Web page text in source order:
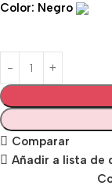
Color: Negro
Comparar
Añadir a lista de